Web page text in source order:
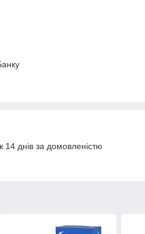
днів за домовленістю